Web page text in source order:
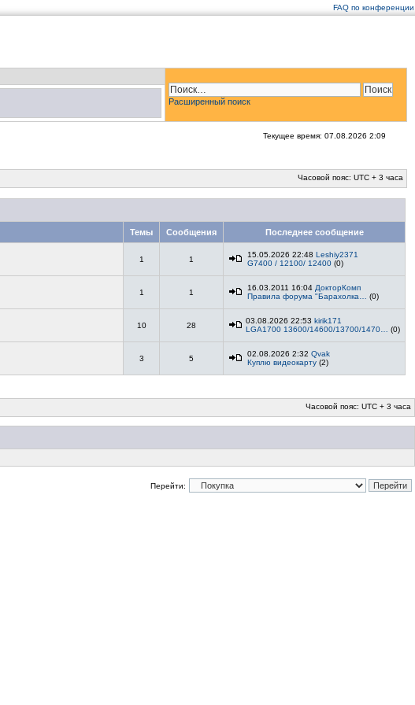
FAQ по конференции
Расширенный поиск
Текущее время: 07.08.2026 2:09
Часовой пояс: UTC + 3 часа
Темы Сообщения Последнее сообщение
1 1
15.05.2026 22:48 Leshiy2371
G7400 / 12100/ 12400 (0)
1 1
16.03.2011 16:04 ДокторКомп
Правила форума "Барахолка…
(0)
10 28
03.08.2026 22:53 kirik171
LGA1700 13600/14600/13700/1470…
(0)
3 5
02.08.2026 2:32 Qvak
Куплю видеокарту (2)
Часовой пояс: UTC + 3 часа
Перейти: